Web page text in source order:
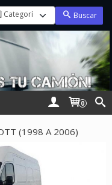
Buscar
0
(1998 A 2006)